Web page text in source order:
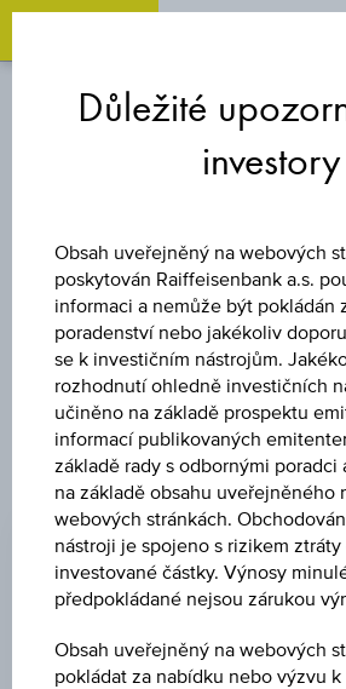
Quicklinks
AKCIE
CHINA
CO
CENA
-
ZMĚNA
MAXIMUM
Důležité
investory
Obsah uveřejněný na webových
poskytován Raiffeisenbank a.s.
informaci a nemůže být pokládán
poradenství nebo jakékoliv
se k investičním nástrojům.
rozhodnutí ohledně investičních
učiněno na základě prospektu
informací publikovaných
základě rady s odbornými poradci
na základě obsahu uveřejněného
webových stránkách.
nástroji je spojeno s rizikem
investované částky. Výnosy
předpokládané nejsou zárukou
Obsah uveřejněný na webových
pokládat za nabídku nebo výzvu